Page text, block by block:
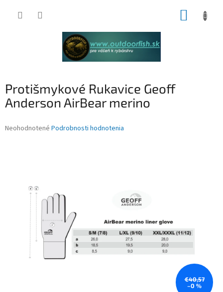
Protišmykové Rukavice Geoff
Anderson AirBear merino
Priemerné
hviezdičiek.
Neohodnotené Podrobnosti hodnotenia
€40,57
–0 %